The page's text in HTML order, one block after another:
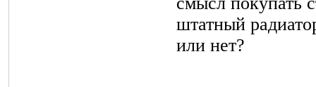
штатный
или нет?